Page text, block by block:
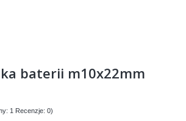
baterii m10x22mm
1 Recenzje: 0)
sekcji Opinie